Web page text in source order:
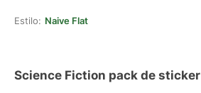
Estilo: Naive Flat
Science Fiction pack de sticker